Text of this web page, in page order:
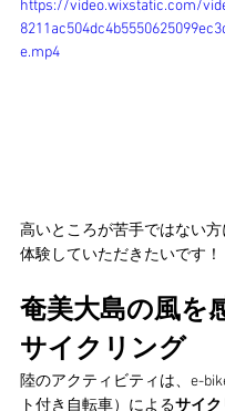
https://video.wixstatic.com/
e.mp4
高いところが苦手ではない
体験していただきたいです！
奄美大島の風を
サイクリング
陸のアクティビティは、e-
ト付き自転車）によるサイ